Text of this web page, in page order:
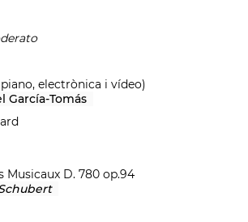
electrònica i vídeo)
García-Tomás
Musicaux D. 780 op.94